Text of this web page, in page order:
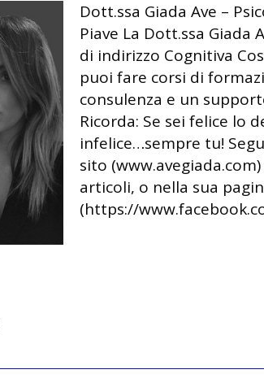
Dott.ssa Giada Ave –
Piave La Dott.ssa Giada
di indirizzo Cognitiva
puoi fare corsi di
consulenza e un
Ricorda: Se sei felice lo
infelice…sempre tu!
sito
articoli, o nella sua
(https://